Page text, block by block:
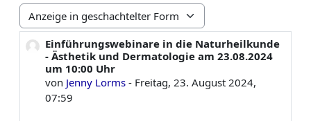
Anzeigemodus
Einführungswebinare in die Naturheilkunde
- Ästhetik und Dermatologie am 23.08.2024
um 10:00 Uhr
von Jenny Lorms - Freitag, 23. August 2024,
07:59
Anzahl Antworten: 0